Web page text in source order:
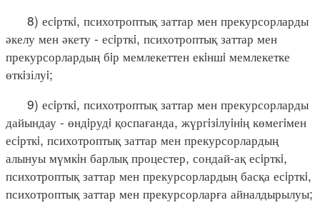
8) есiрткi, психотроптық заттар мен прекурсорларды
әкелу мен әкету - есiрткi, психотроптық заттар мен
прекурсорлардың бiр мемлекеттен екiншi мемлекетке
өткiзілуi;
9) есiрткi, психотроптық заттар мен прекурсорларды
дайындау - өндiрудi қоспағанда, жүргiзiлуiнiң көмегiмен
есiрткi, психотроптық заттар мен прекурсорлардың
алынуы мүмкiн барлық процестер, сондай-ақ есiрткi,
психотроптық заттар мен прекурсорлардың басқа есiрткi,
психотроптық заттар мен прекурсорларға айналдырылуы;